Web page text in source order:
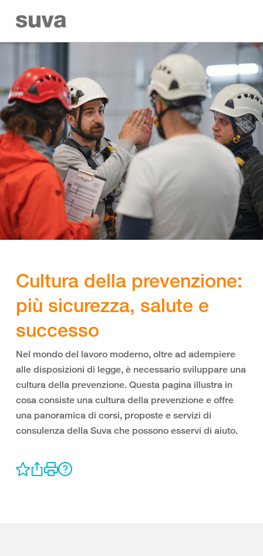
Cultura della prevenzione:
più sicurezza, salute e
successo
Nel mondo del lavoro moderno, oltre ad adempiere
alle disposizioni di legge, è necessario sviluppare una
cultura della prevenzione. Questa pagina illustra in
cosa consiste una cultura della prevenzione e offre
una panoramica di corsi, proposte e servizi di
consulenza della Suva che possono esservi di aiuto.